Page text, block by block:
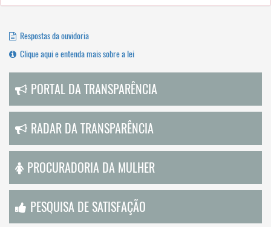
Respostas da ouvidoria
Clique aqui e entenda mais sobre a lei
PORTAL DA TRANSPARÊNCIA
RADAR DA TRANSPARÊNCIA
PROCURADORIA DA MULHER
PESQUISA DE SATISFAÇÃO